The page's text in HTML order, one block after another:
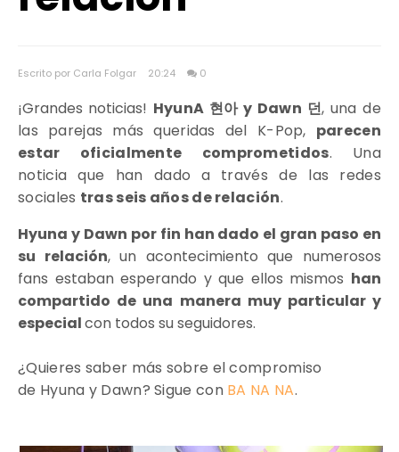
Escrito por Carla Folgar 20:24 0
¡Grandes noticias! HyunA 현아 y Dawn 던, una de
las parejas más queridas del K-Pop, parecen
estar oficialmente comprometidos. Una
noticia que han dado a través de las redes
sociales tras seis años de relación.
Hyuna y Dawn por fin han dado el gran paso en
su relación, un acontecimiento que numerosos
fans estaban esperando y que ellos mismos han
compartido de una manera muy particular y
especialcon todos su seguidores.
¿Quieres saber más sobre el compromiso
de Hyuna y Dawn? Sigue con BA NA NA.